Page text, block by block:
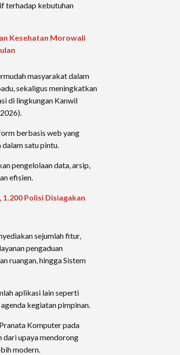
terhadap kebutuhan
Kesehatan Morowali
masyarakat dalam
sekaligus meningkatkan
di lingkungan Kanwil
berbasis web yang
satu pintu.
pengelolaan data, arsip,
efisien.
Polisi Disiagakan
sejumlah fitur,
pengaduan
ruangan, hingga Sistem
aplikasi lain seperti
kegiatan pimpinan.
Komputer pada
dari upaya mendorong
modern.